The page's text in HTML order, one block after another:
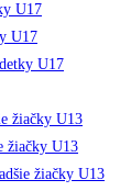
U17
U17
U17
žiačky U13
žiačky U13
žiačky U13